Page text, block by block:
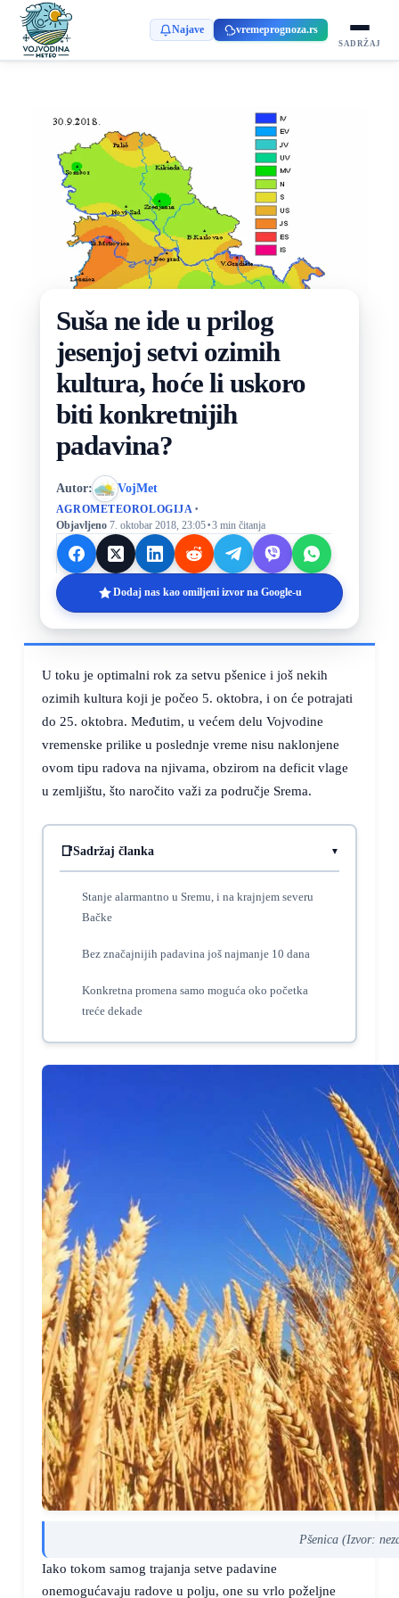
Najave vremeprognoza.rs
SADRŽAJ
Suša ne ide u prilog
jesenjoj setvi ozimih
kultura, hoće li uskoro
biti konkretnijih
padavina?
Autor: VojMet
AGROMETEOROLOGIJA ·
Objavljeno 7. oktobar 2018, 23:05·3 min čitanja
Dodaj nas kao omiljeni izvor na Google-u
U toku je optimalni rok za setvu pšenice i još nekih
ozimih kultura koji je počeo 5. oktobra, i on će potrajati
do 25. oktobra. Međutim, u većem delu Vojvodine
vremenske prilike u poslednje vreme nisu naklonjene
ovom tipu radova na njivama, obzirom na deficit vlage
u zemljištu, što naročito važi za područje Srema.
Sadržaj članka
Stanje alarmantno u Sremu, i na krajnjem severu
Bačke
Bez značajnijih padavina još najmanje 10 dana
Konkretna promena samo moguća oko početka
treće dekade
Pšenica (Izvor:
Iako tokom samog trajanja setve padavine
onemogućavaju radove u polju, one su vrlo poželjne